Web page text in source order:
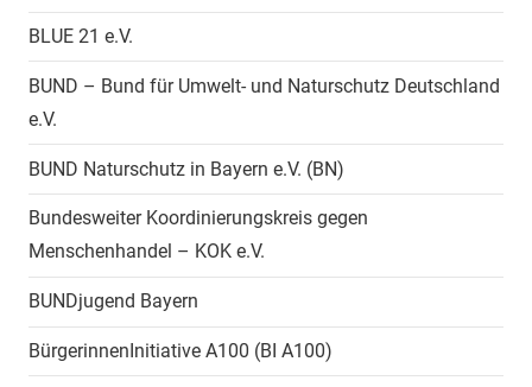
BLUE 21 e.V.
BUND – Bund für Umwelt- und Naturschutz Deutschland
e.V.
BUND Naturschutz in Bayern e.V. (BN)
Bundesweiter Koordinierungskreis gegen
Menschenhandel – KOK e.V.
BUNDjugend Bayern
BürgerinnenInitiative A100 (BI A100)